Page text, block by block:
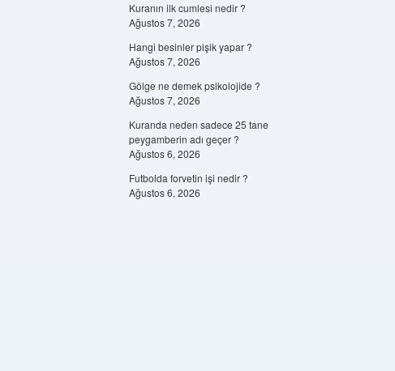
Kuranın ilk cumlesi nedir ?
Ağustos 7, 2026
Hangi besinler pişik yapar ?
Ağustos 7, 2026
Gölge ne demek psikolojide ?
Ağustos 7, 2026
Kuranda neden sadece 25 tane
peygamberin adı geçer ?
Ağustos 6, 2026
Futbolda forvetin işi nedir ?
Ağustos 6, 2026